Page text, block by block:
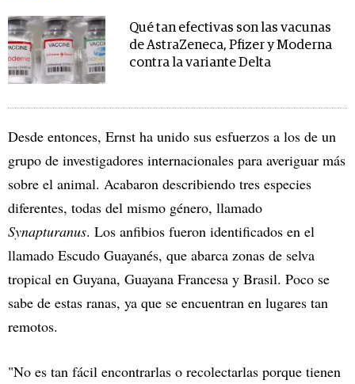
Qué tan efectivas son las vacunas
de AstraZeneca, Pfizer y Moderna
contra la variante Delta
Desde entonces, Ernst ha unido sus esfuerzos a los de un
grupo de investigadores internacionales para averiguar más
sobre el animal. Acabaron describiendo tres especies
diferentes, todas del mismo género, llamado
Synapturanus. Los anfibios fueron identificados en el
llamado Escudo Guayanés, que abarca zonas de selva
tropical en Guyana, Guayana Francesa y Brasil. Poco se
sabe de estas ranas, ya que se encuentran en lugares tan
remotos.
"No es tan fácil encontrarlas o recolectarlas porque tienen